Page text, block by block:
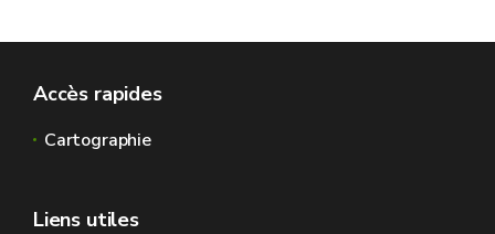
Accès rapides
Cartographie
Liens utiles